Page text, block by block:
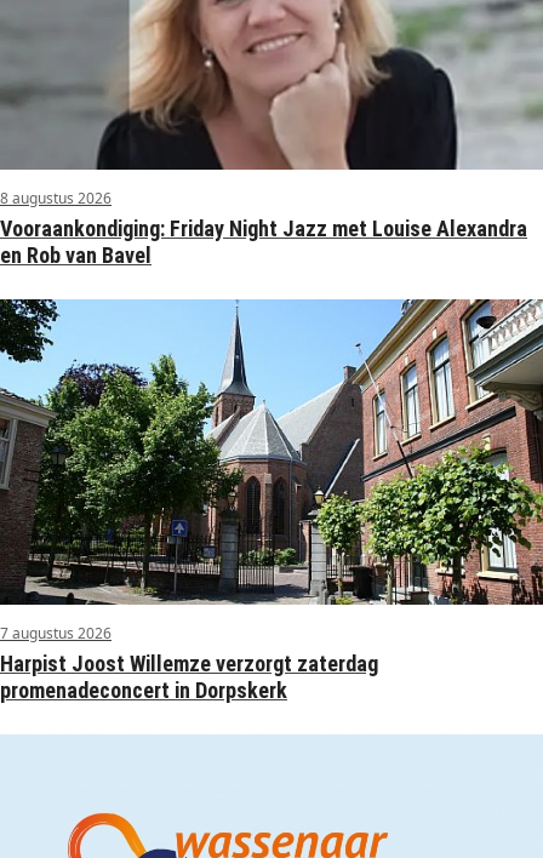
8 augustus 2026
Vooraankondiging: Friday Night Jazz met Louise Alexandra
en Rob van Bavel
7 augustus 2026
Harpist Joost Willemze verzorgt zaterdag
promenadeconcert in Dorpskerk